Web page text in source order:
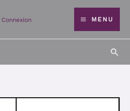
Connexion MENU